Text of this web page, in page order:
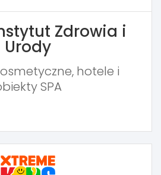
Zdrowia i
Urody
hotele i
SPA